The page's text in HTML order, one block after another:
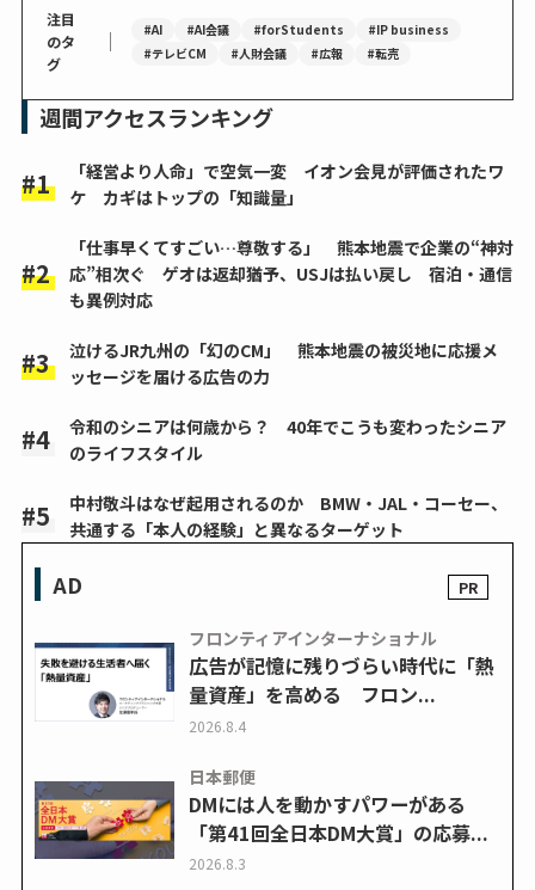
注目
のタ
グ
｜ #AI #AI会議 #forStudents
#IP business
#テレビCM
#人財会議 #広報 #転売
週間アクセスランキング
「経営より人命」で空気一変 イオン会見が評価されたワ
ケ カギはトップの「知識量」
「仕事早くてすごい…尊敬する」 熊本地震で企業の“神対
応”相次ぐ ゲオは返却猶予、USJは払い戻し 宿泊・通信
も異例対応
泣けるJR九州の「幻のCM」 熊本地震の被災地に応援メ
ッセージを届ける広告の力
令和のシニアは何歳から？ 40年でこうも変わったシニア
のライフスタイル
中村敬斗はなぜ起用されるのか BMW・JAL・コーセー、
共通する「本人の経験」と異なるターゲット
AD
フロンティアインターナショナル
広告が記憶に残りづらい時代に「熱
量資産」を高める フロン...
2026.8.4
日本郵便
DMには人を動かすパワーがある
「第41回全日本DM大賞」の応募...
2026.8.3